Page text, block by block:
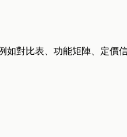
對比表、功能矩陣、定價